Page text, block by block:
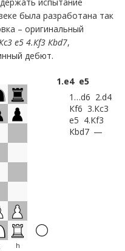
была разработана так
– оригинальный
e5 4.Кf3 Кbd7,
дебют.
h
1.e4 e5
1…d6 2.d4
Кf6 3.Кc3
e5 4.Кf3
Кbd7 —